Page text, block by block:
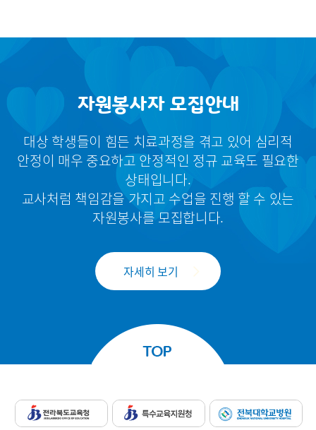
자원봉사자 모집안내
대상 학생들이 힘든 치료과정을 겪고 있어 심리적
안정이 매우 중요하고 안정적인 정규 교육도 필요한
상태입니다.
교사처럼 책임감을 가지고 수업을 진행 할 수 있는
자원봉사를 모집합니다.
자세히 보기